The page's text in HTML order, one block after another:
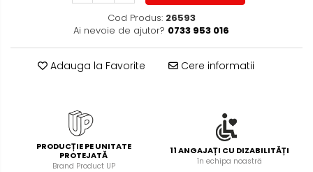
Markere diverse
Rezerve instrumente scris
Ascutitori, radiere, agrafe
Foarfece pentru birou
Curatenie si igiena
Cod Produs: 26593
Ai nevoie de ajutor? 0733 953 016
Adauga la Favorite Cere informatii
PRODUCȚIE PE UNITATE
PROTEJATĂ
Brand Product UP
11 ANGAJAȚI CU DIZABILITĂȚI
în echipa noastră